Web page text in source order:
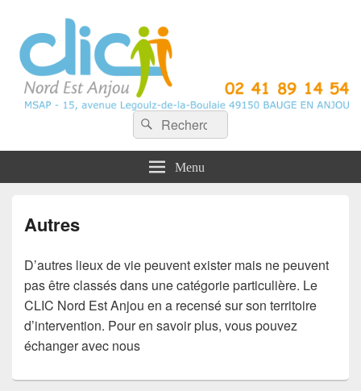
CLIC Nord Est Anjou
Recherche :
Rechercher
Menu
Autres
D’autres lieux de vie peuvent exister mais ne peuvent
pas être classés dans une catégorie particulière. Le
CLIC Nord Est Anjou en a recensé sur son territoire
d’intervention. Pour en savoir plus, vous pouvez
échanger avec nous